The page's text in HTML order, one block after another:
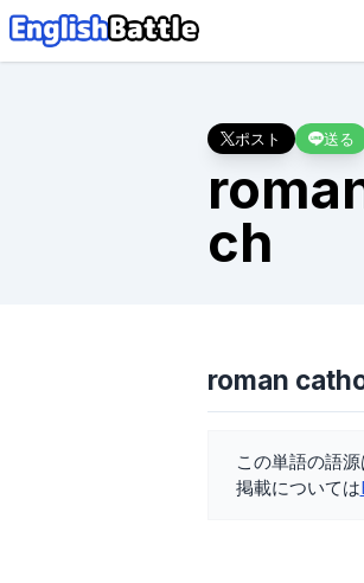
ポスト 送る
ch
roman
この単語の語源
掲載については